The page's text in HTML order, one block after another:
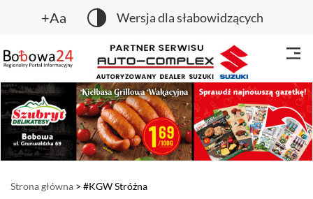
+Aa Wersja dla słabowidzących
Strona główna > #KGW Stróżna